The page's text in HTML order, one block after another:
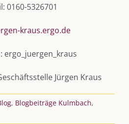
0160-5326701
kraus.ergo.de
ergo_juergen_kraus
Jürgen Kraus
, Blogbeiträge Kulmbach,
– für jeden Anlass